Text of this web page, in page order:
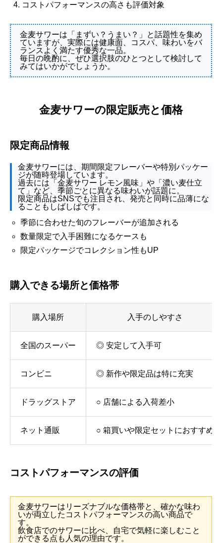
コストパフォーマンスの高さも評価対象
金麦サワーは「まずい？うまい？」と話題性を集め
ていますが、実際には健康面、コスパ、味わいをバ
ランスよく満たす優秀な一品。
毎日の晩酌に、ぜひ選択肢のひとつとして検討して
みてはいかがでしょうか。
金麦サワーの限定販売と価格
限定商品情報
金麦サワーには、期間限定フレーバーや特別パッケー
ジが随時登場しています。
過去には「金麦サワー レモン風味」や「濃い麦仕立
て」など、季節ごとに異なる味わいが話題に。
限定商品はSNSでも注目され、発売と同時に品薄にな
ることもしばしばです。
季節に合わせた旬のフレーバーが追加される
数量限定で入手困難になるケースも
限定パッケージでコレクション性もUP
購入できる場所と価格帯
購入場所 入手のしやすさ
全国のスーパー ◎ 安定して入手可
コンビニ ◎ 新作や限定品は特に充実
ドラッグストア ○ 店舗による入荷差小
ネット通販 ○ 箱買いや限定セットにおすすめ
コストパフォーマンスの評価
金麦サワーはリーズナブルな価格帯と、確かな味わ
いが両立したコストパフォーマンスの高い商品で
す。
飲食店でのサワーに比べ、自宅で気軽に楽しむこと
ができる点も人気の理由です。